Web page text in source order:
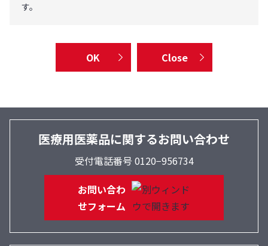
す。
OK Close
医療用医薬品に関するお問い合わせ
受付電話番号 0120−956734
お問い合わ
せフォーム